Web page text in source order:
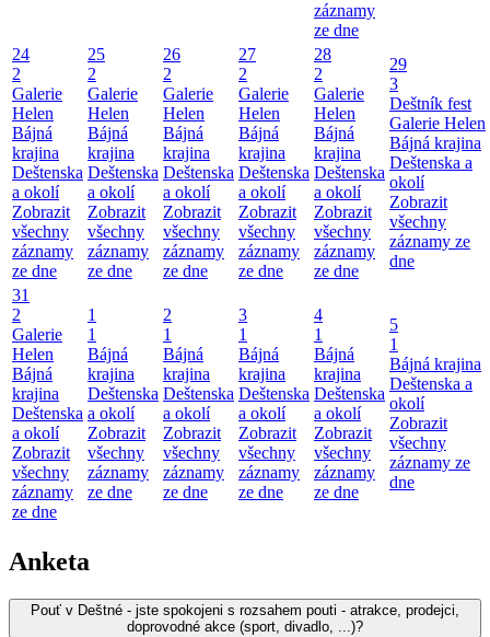
záznamy
ze dne
24
2
Galerie
Helen
Bájná
krajina
Deštenska
a okolí
Zobrazit
všechny
záznamy
ze dne
25
2
Galerie
Helen
Bájná
krajina
Deštenska
a okolí
Zobrazit
všechny
záznamy
ze dne
26
2
Galerie
Helen
Bájná
krajina
Deštenska
a okolí
Zobrazit
všechny
záznamy
ze dne
27
2
Galerie
Helen
Bájná
krajina
Deštenska
a okolí
Zobrazit
všechny
záznamy
ze dne
28
2
Galerie
Helen
Bájná
krajina
Deštenska
a okolí
Zobrazit
všechny
záznamy
ze dne
29
3
Deštník fest
Galerie Helen
Bájná krajina
Deštenska a
okolí
Zobrazit
všechny
záznamy ze
dne
31
2
Galerie
Helen
Bájná
krajina
Deštenska
a okolí
Zobrazit
všechny
záznamy
ze dne
1
1
Bájná
krajina
Deštenska
a okolí
Zobrazit
všechny
záznamy
ze dne
2
1
Bájná
krajina
Deštenska
a okolí
Zobrazit
všechny
záznamy
ze dne
3
1
Bájná
krajina
Deštenska
a okolí
Zobrazit
všechny
záznamy
ze dne
4
1
Bájná
krajina
Deštenska
a okolí
Zobrazit
všechny
záznamy
ze dne
5
1
Bájná krajina
Deštenska a
okolí
Zobrazit
všechny
záznamy ze
dne
Anketa
Pouť v Deštné - jste spokojeni s rozsahem pouti - atrakce, prodejci,
doprovodné akce (sport, divadlo, ...)?